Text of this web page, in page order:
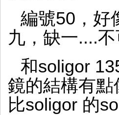
編號50，好
九，缺一....
和soligor
鏡的結構有
比soligor 的